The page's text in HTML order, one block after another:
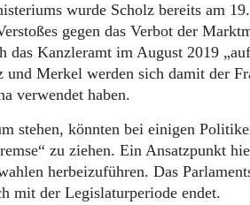
wurde Scholz bereits am
gegen das Verbot der
das Kanzleramt im August 2019
Merkel werden sich damit der
verwendet haben.
stehen, könnten bei einigen
zu ziehen. Ein Ansatzpunkt
herbeizuführen. Das
mit der Legislaturperiode endet.